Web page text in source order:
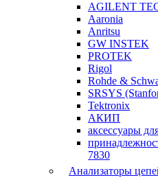
AGILENT
Aaronia
Anritsu
GW INSTEK
PROTEK
Rigol
Rohde &
SRSYS
Tektronix
АКИП
аксессуары
7830
Анализаторы